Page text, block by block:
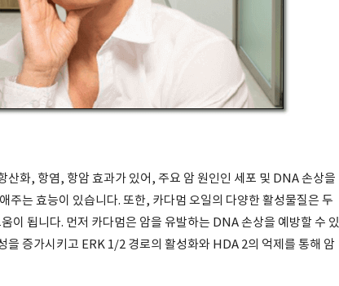
산화, 항염, 항암 효과가 있어, 주요 암 원인인 세포 및 DNA 손상을
주는 효능이 있습니다. 또한, 카다멈 오일의 다양한 활성물질은 두
이 됩니다. 먼저 카다멈은 암을 유발하는 DNA 손상을 예방할 수 있
을 증가시키고 ERK 1/2 경로의 활성화와 HDA 2의 억제를 통해 암